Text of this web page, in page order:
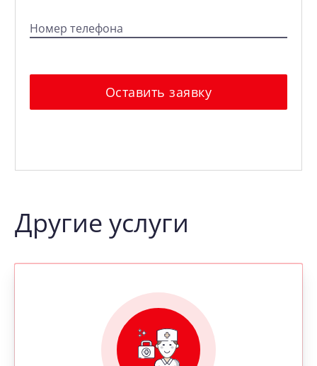
Номер телефона
Оставить заявку
Другие услуги